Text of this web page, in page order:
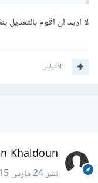
​لا اريد ان اقوم بالتعديل
اقتباس
Khaldoun
نشر24 مارس 2015